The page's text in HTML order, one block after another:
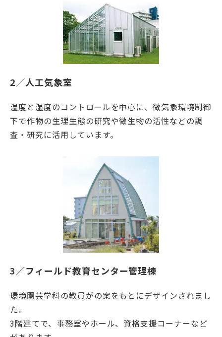
2／人工気象室
温度と湿度のコントロールを中心に、微気象環境制御
下で作物の生理生態の研究や微生物の活性などの調
査・研究に活用しています。
3／フィールド教育センター管理棟
環境園芸学科の教員がの案をもとにデザインされまし
た。
3階建てで、事務室やホール、資格支援コーナーなど